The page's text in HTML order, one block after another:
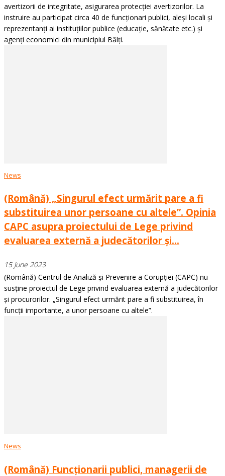
avertizorii de integritate, asigurarea protecției avertizorilor. La
instruire au participat circa 40 de funcționari publici, aleși locali și
reprezentanți ai instituțiilor publice (educație, sănătate etc.) și
agenți economici din municipiul Bălți.
News
(Română) „Singurul efect urmărit pare a fi
substituirea unor persoane cu altele”. Opinia
CAPC asupra proiectului de Lege privind
evaluarea externă a judecătorilor și...
15 June 2023
(Română) Centrul de Analiză și Prevenire a Corupției (CAPC) nu
susține proiectul de Lege privind evaluarea externă a judecătorilor
și procurorilor. „Singurul efect urmărit pare a fi substituirea, în
funcții importante, a unor persoane cu altele”.
News
(Română) Funcționarii publici, managerii de